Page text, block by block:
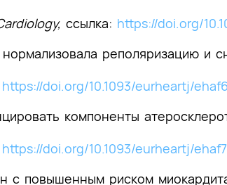
ссылка: https://doi.org/
реполяризацию и
https://doi.org/10.1093/eurheartj/
компоненты
https://doi.org/10.1093/eurheartj/
с повышенным риском